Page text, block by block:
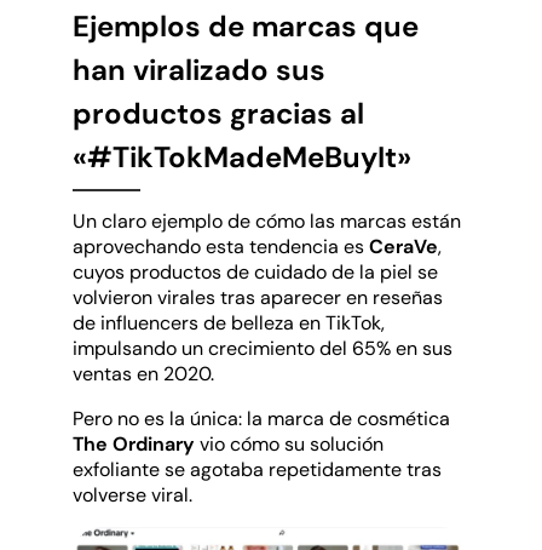
Ejemplos de marcas que
han viralizado sus
productos gracias al
«#TikTokMadeMeBuyIt»
Un claro ejemplo de cómo las marcas están
aprovechando esta tendencia esCeraVe,
cuyos productos de cuidado de la piel se
volvieron virales tras aparecer en reseñas
de influencers de belleza en TikTok,
impulsando un crecimiento del 65% en sus
ventas en 2020.
Pero no es la única: la marca de cosmética
The Ordinary vio cómo su solución
exfoliante se agotaba repetidamente tras
volverse viral.